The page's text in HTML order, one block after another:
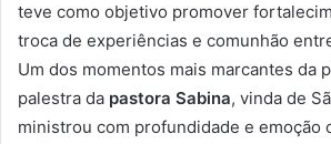
teve como objetivo promover
troca de experiências e comunhão
Um dos momentos mais marcantes da
palestra da pastora Sabina, vinda de
ministrou com profundidade e emoção